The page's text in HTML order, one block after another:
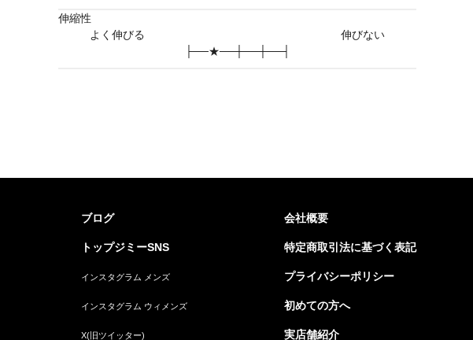
伸縮性
よく伸びる
伸びない
├──★──┼──┼──┤
ブログ
トップジミーSNS
インスタグラム メンズ
インスタグラム ウィメンズ
X(旧ツイッター)
会社概要
特定商取引法に基づく表記
プライバシーポリシー
初めての方へ
実店舗紹介